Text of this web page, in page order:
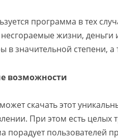
программа в тех
жизни,
в значительной степени, а
возможности
скачать этот
При этом есть целых
порадует пользователей